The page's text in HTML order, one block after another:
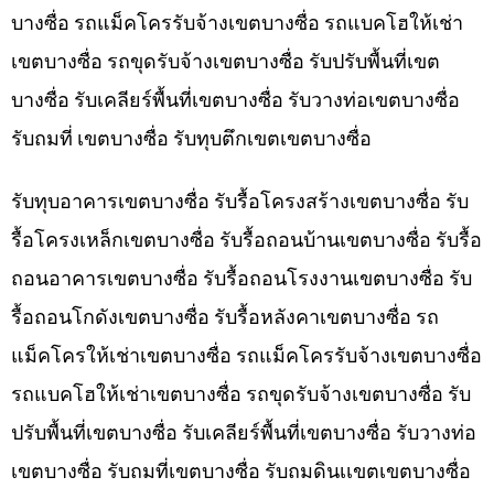
บางซื่อ รถแม็คโครรับจ้างเขตบางซื่อ รถแบคโฮให้เช่า
เขตบางซื่อ รถขุดรับจ้างเขตบางซื่อ รับปรับพื้นที่เขต
บางซื่อ รับเคลียร์พื้นที่เขตบางซื่อ รับวางท่อเขตบางซื่อ
รับถมที่ เขตบางซื่อ รับทุบตึกเขตเขตบางซื่อ
รับทุบอาคารเขตบางซื่อ รับรื้อโครงสร้างเขตบางซื่อ รับ
รื้อโครงเหล็กเขตบางซื่อ รับรื้อถอนบ้านเขตบางซื่อ รับรื้อ
ถอนอาคารเขตบางซื่อ รับรื้อถอนโรงงานเขตบางซื่อ รับ
รื้อถอนโกดังเขตบางซื่อ รับรื้อหลังคาเขตบางซื่อ รถ
แม็คโครให้เช่าเขตบางซื่อ รถแม็คโครรับจ้างเขตบางซื่อ
รถแบคโฮให้เช่าเขตบางซื่อ รถขุดรับจ้างเขตบางซื่อ รับ
ปรับพื้นที่เขตบางซื่อ รับเคลียร์พื้นที่เขตบางซื่อ รับวางท่อ
เขตบางซื่อ รับถมที่เขตบางซื่อ รับถมดินเเขตเขตบางซื่อ